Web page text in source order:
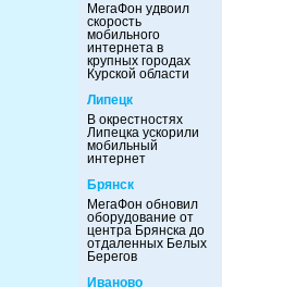
МегаФон удвоил
скорость
мобильного
интернета в
крупных городах
Курской области
Липецк
В окрестностях
Липецка ускорили
мобильный
интернет
Брянск
МегаФон обновил
оборудование от
центра Брянска до
отдаленных Белых
Берегов
Иваново